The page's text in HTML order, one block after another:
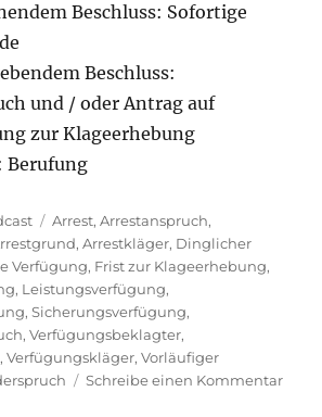
Beschluss: Sofortige
Beschluss:
und / oder Antrag auf
zur Klageerhebung
Berufung
Schlagwörter
Arrest,Arrestanspruch,
,Arrestkläger, Dinglicher
Verfügung, Frist zur Klageerhebung,
, Leistungsverfügung,
,Sicherungsverfügung,
,Verfügungsbeklagter,
,Verfügungskläger,Vorläufiger
Schreibe einen Kommentarzu